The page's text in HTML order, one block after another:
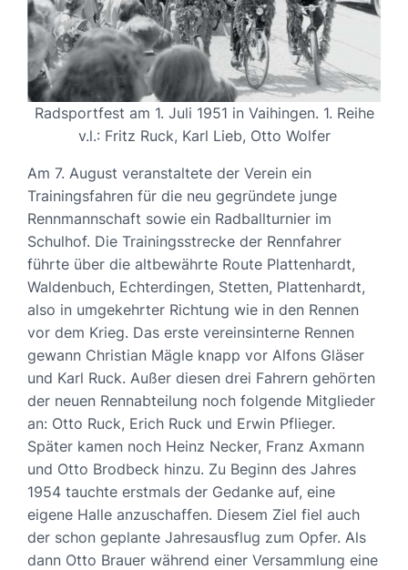
Radsportfest am 1. Juli 1951 in Vaihingen. 1. Reihe
v.l.: Fritz Ruck, Karl Lieb, Otto Wolfer
Am 7. August veranstaltete der Verein ein
Trainingsfahren für die neu gegründete junge
Rennmannschaft sowie ein Radballturnier im
Schulhof. Die Trainingsstrecke der Rennfahrer
führte über die altbewährte Route Plattenhardt,
Waldenbuch, Echterdingen, Stetten, Plattenhardt,
also in umgekehrter Richtung wie in den Rennen
vor dem Krieg. Das erste vereinsinterne Rennen
gewann Christian Mägle knapp vor Alfons Gläser
und Karl Ruck. Außer diesen drei Fahrern gehörten
der neuen Rennabteilung noch folgende Mitglieder
an: Otto Ruck, Erich Ruck und Erwin Pflieger.
Später kamen noch Heinz Necker, Franz Axmann
und Otto Brodbeck hinzu. Zu Beginn des Jahres
1954 tauchte erstmals der Gedanke auf, eine
eigene Halle anzuschaffen. Diesem Ziel fiel auch
der schon geplante Jahresausflug zum Opfer. Als
dann Otto Brauer während einer Versammlung eine